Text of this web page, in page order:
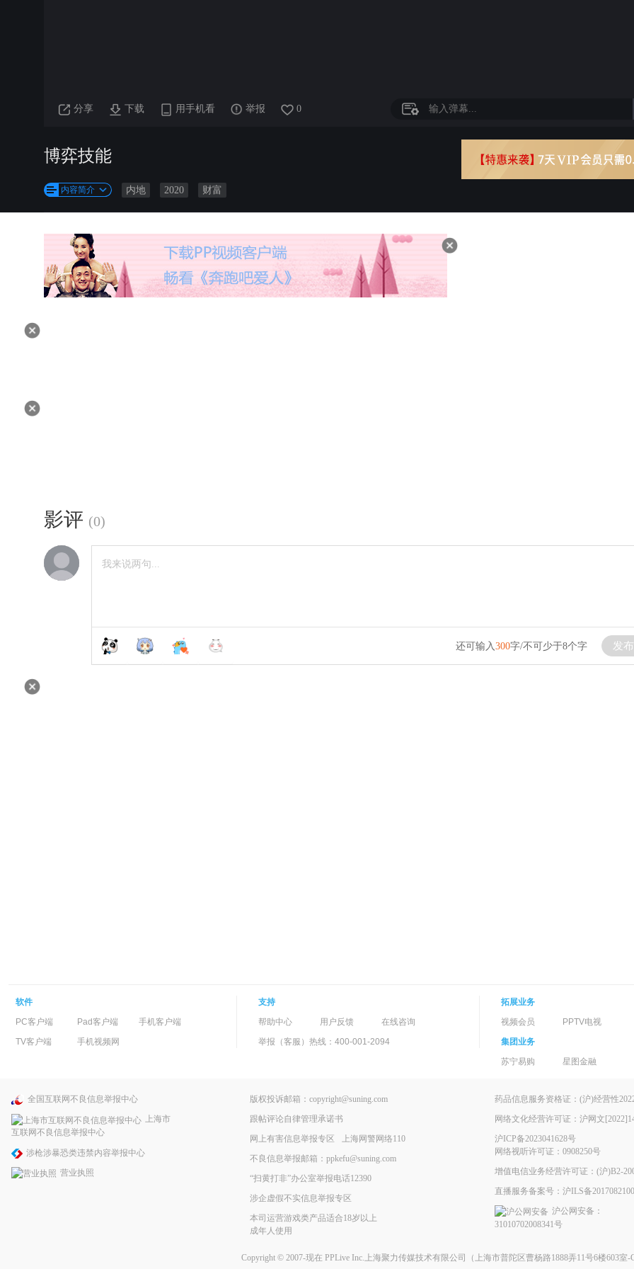
分享 下载 用手机看 举报 0
博弈技能
内容简介 内地 2020 财富
影评 (0)
还可输入 300字/不可少于8个字 发
软件
PC客户端
Pad客户端
手机客户端
TV客户端
手机视频网
支持
帮助中心
用户反馈
在线咨询
举报（客服）热线：400-001-2094
拓展业务
视频会员
PPTV电视
集团业务
苏宁易购
星图金融
全国互联网不良信息举报中心
上海市
互联网不良信息举报中心
涉枪涉暴恐类违禁内容举报中心
营业执照
版权投诉邮箱：copyright@suning.com
跟帖评论自律管理承诺书
网上有害信息举报专区
上海网警网络110
不良信息举报邮箱：ppkefu@suning.com
“扫黄打非”办公室举报电话12390
涉企虚假不实信息举报专区
本司运营游戏类产品适合18岁以上
成年人使用
药品信息服务资格证：(沪)经营性
网络文化经营许可证：沪网文
沪ICP备2023041628号
网络视听许可证：0908250号
增值电信业务经营许可证：(沪)B2-
直播服务备案号：沪ILS备
沪公网安备：
31010702008341号
Copyright © 2007-现在 PPLive Inc.上海聚力传媒技术有限公司 （上海市普陀区曹杨路1888弄11号6楼603室-